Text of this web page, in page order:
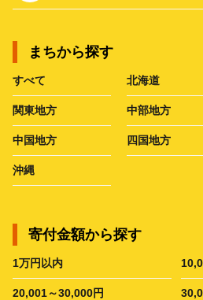
まちから探す
すべて 北海道
関東地方 中部地方
中国地方 四国地方
沖縄
寄付金額から探す
1万円以内
20,001～30,000円